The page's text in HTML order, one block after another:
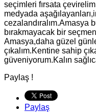
seçimleri fırsata
medyada
cezalandıralım.Amasya
bırakmayacak bir
Amasya,daha güzel
çıkalım.Kentine sahip
güveniyorum.Kalın
Paylaş !
Paylaş